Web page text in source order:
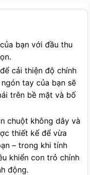
bạn với đầu thu
cải thiện độ chính
tay của bạn sẽ
trên bề mặt và bố
chuột không dây và
thiết kế để vừa
– trong khi tính
khiển con trỏ chính
động.